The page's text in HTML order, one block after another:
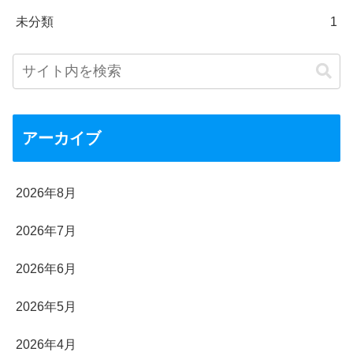
未分類 1
アーカイブ
2026年8月
2026年7月
2026年6月
2026年5月
2026年4月